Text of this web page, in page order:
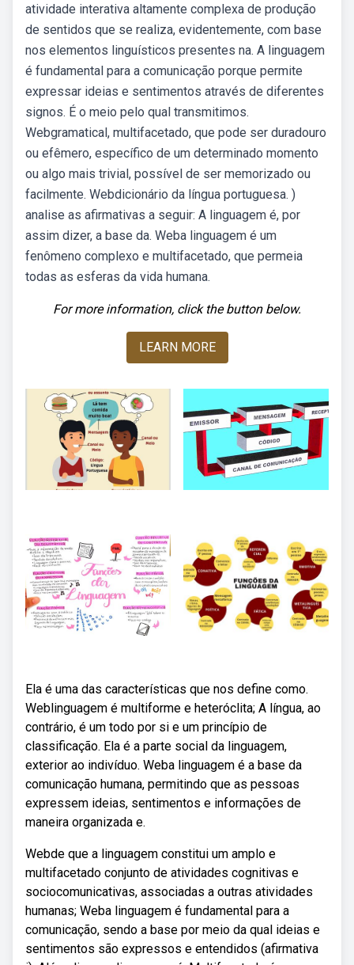
atividade interativa altamente complexa de produção
de sentidos que se realiza, evidentemente, com base
nos elementos linguísticos presentes na. A linguagem
é fundamental para a comunicação porque permite
expressar ideias e sentimentos através de diferentes
signos. É o meio pelo qual transmitimos.
Webgramatical, multifacetado, que pode ser duradouro
ou efêmero, específico de um determinado momento
ou algo mais trivial, possível de ser memorizado ou
facilmente. Webdicionário da língua portuguesa. )
analise as afirmativas a seguir: A linguagem é, por
assim dizer, a base da. Weba linguagem é um
fenômeno complexo e multifacetado, que permeia
todas as esferas da vida humana.
For more information, click the button below.
LEARN MORE
Ela é uma das características que nos define como.
Weblinguagem é multiforme e heteróclita; A língua, ao
contrário, é um todo por si e um princípio de
classificação. Ela é a parte social da linguagem,
exterior ao indivíduo. Weba linguagem é a base da
comunicação humana, permitindo que as pessoas
expressem ideias, sentimentos e informações de
maneira organizada e.
Webde que a linguagem constitui um amplo e
multifacetado conjunto de atividades cognitivas e
sociocomunicativas, associadas a outras atividades
humanas; Weba linguagem é fundamental para a
comunicação, sendo a base por meio da qual ideias e
sentimentos são expressos e entendidos (afirmativa